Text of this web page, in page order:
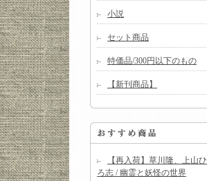
小説
セット商品
特価品/300円以下のもの
【新刊商品】
【再入荷】草川隆、上山ひ
ろ志 / 幽霊と妖怪の世界